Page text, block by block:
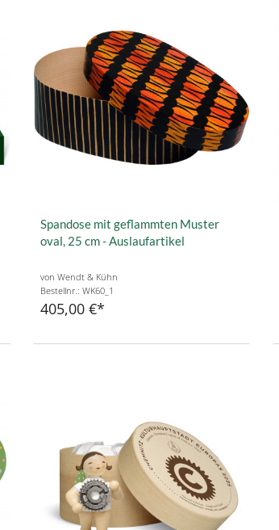
Spandose mit geflammten Muster
oval, 25 cm - Auslaufartikel
von Wendt & Kühn
Bestellnr.: WK60_1
405,00 €